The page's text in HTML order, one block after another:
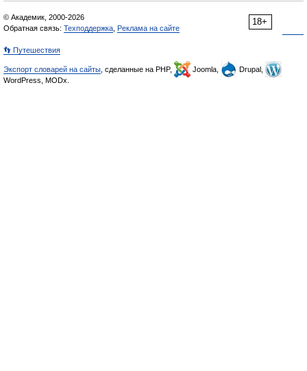
18+
© Академик, 2000-2026
Обратная связь: Техподдержка Реклама на сайте
👣 Путешествия
Экспорт словарей на сайты , сделанные на PHP, Joomla,
Drupal,
WordPress, MODx.